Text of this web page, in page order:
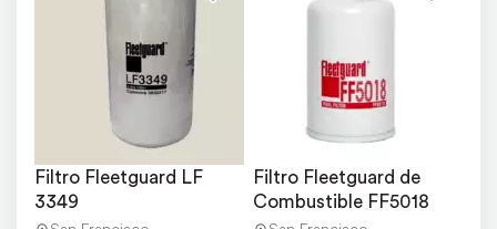
Filtro Fleetguard LF
3349
Filtro Fleetguard de
Combustible FF5018